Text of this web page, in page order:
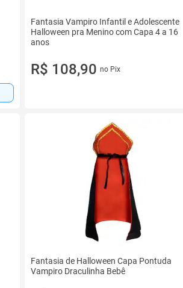
Fantasia Vampiro Infantil e Adolescente
Halloween pra Menino com Capa 4 a 16
anos
R$ 108,90 no Pix
Fantasia de Halloween Capa Pontuda
Vampiro Draculinha Bebê